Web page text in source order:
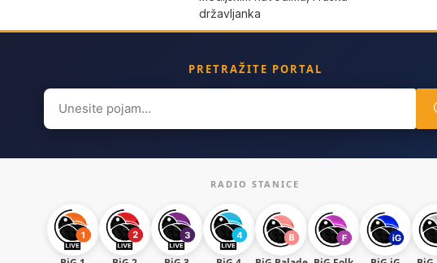
državljanka
PRETRAŽITE PORTAL
Search
for:
RADIO STANICE